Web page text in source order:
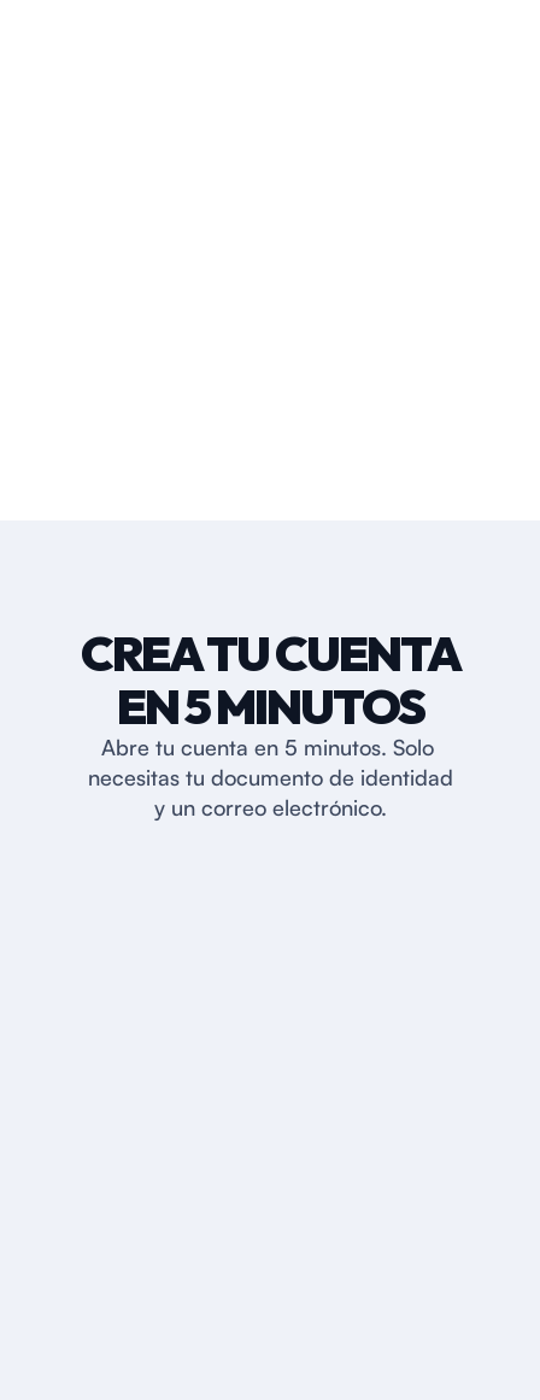
CREA TU CUENTA
EN 5 MINUTOS
Abre tu cuenta en 5 minutos. Solo
necesitas tu documento de identidad
y un correo electrónico.
1. DESCARGA LA APP
DE LITTIO
Ve a tu tienda de aplicaciones en